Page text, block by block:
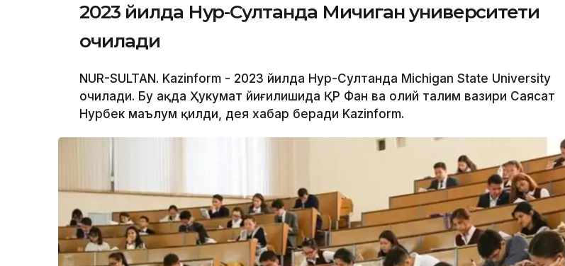
2023 йилда Нур-Султанда Мичиган университети
очилади
NUR-SULTAN. Kazinform - 2023 йилда Нур-Султанда Michigan State University
очилади. Бу ҳақда Ҳукумат йиғилишида ҚР Фан ва олий талим вазири Саясат
Нурбек маълум қилди, дея хабар беради Kazinform.